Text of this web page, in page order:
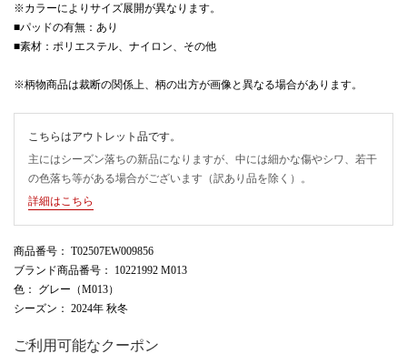
※カラーによりサイズ展開が異なります。
■パッドの有無：あり
■素材：ポリエステル、ナイロン、その他
※柄物商品は裁断の関係上、柄の出方が画像と異なる場合があります。
こちらはアウトレット品です。
主にはシーズン落ちの新品になりますが、中には細かな傷やシワ、若干
の色落ち等がある場合がございます（訳あり品を除く）。
詳細はこちら
商品番号 ： T02507EW009856
ブランド商品番号 ： 10221992 M013
色 ： グレー（M013）
シーズン ： 2024年 秋冬
ご利用可能なクーポン